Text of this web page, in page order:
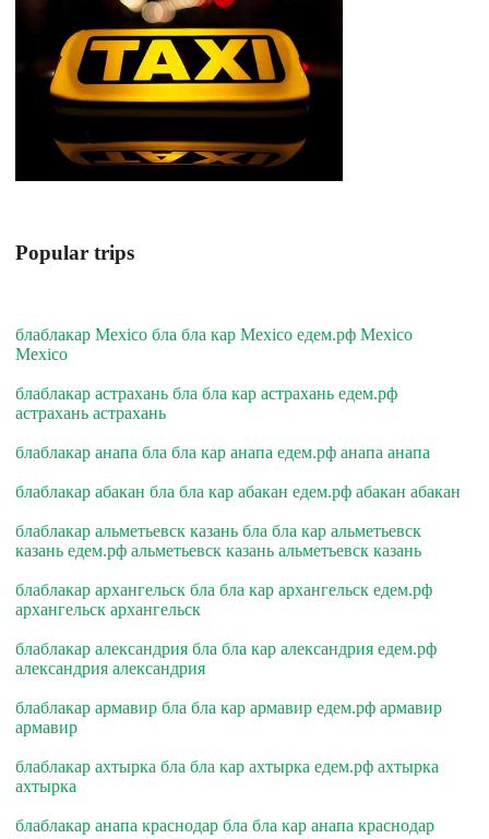
Popular trips
блаблакар Mexico бла бла кар Mexico едем.рф Mexico
Mexico
блаблакар астрахань бла бла кар астрахань едем.рф
астрахань астрахань
блаблакар анапа бла бла кар анапа едем.рф анапа анапа
блаблакар абакан бла бла кар абакан едем.рф абакан абакан
блаблакар альметьевск казань бла бла кар альметьевск
казань едем.рф альметьевск казань альметьевск казань
блаблакар архангельск бла бла кар архангельск едем.рф
архангельск архангельск
блаблакар александрия бла бла кар александрия едем.рф
александрия александрия
блаблакар армавир бла бла кар армавир едем.рф армавир
армавир
блаблакар ахтырка бла бла кар ахтырка едем.рф ахтырка
ахтырка
блаблакар анапа краснодар бла бла кар анапа краснодар